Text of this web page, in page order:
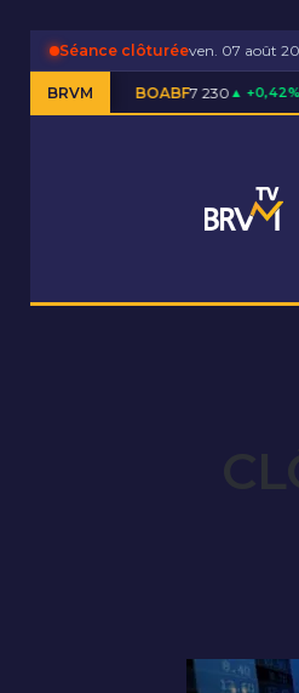
Séance clôturéeven. 07 août
BRVM
BOABF7 230 ▲ +0,42% BOAC